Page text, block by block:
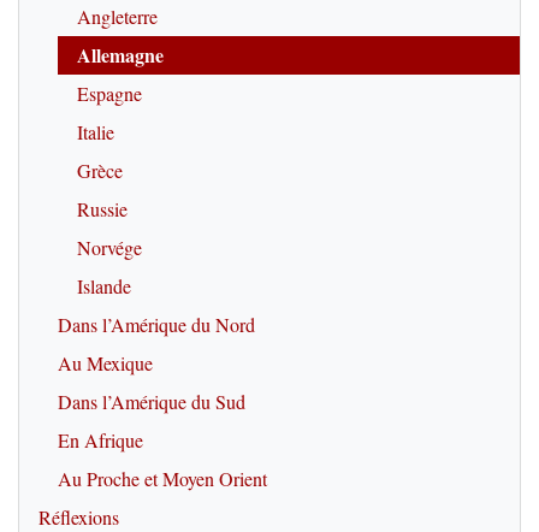
Angleterre
Allemagne
Espagne
Italie
Grèce
Russie
Norvége
Islande
Dans l’Amérique du Nord
Au Mexique
Dans l’Amérique du Sud
En Afrique
Au Proche et Moyen Orient
Réflexions